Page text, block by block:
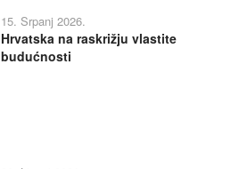
15. Srpanj 2026.
Hrvatska na raskrižju vlastite
budućnosti